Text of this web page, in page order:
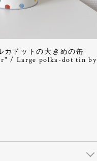
カドットの大きめの缶
/ Large polka-dot tin by